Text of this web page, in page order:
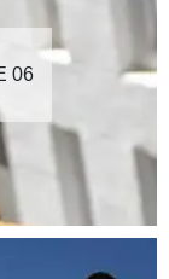
06